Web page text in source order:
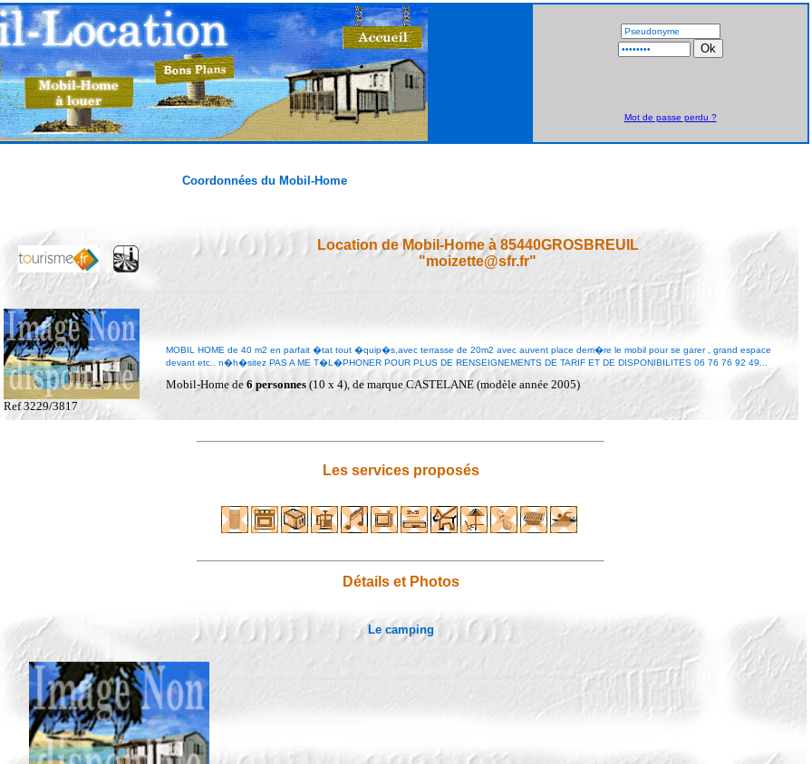
Mot de passe perdu ?
Coordonnées du Mobil-Home
Location de Mobil-Home à 85440GROSBREUIL
"moizette@sfr.fr"
Ref 3229/3817
MOBIL HOME de 40 m2 en parfait �tat tout �quip�s,avec terrasse de 20m2 avec auvent place derri�re le mobil pour se garer , grand espace
devant etc.. n�h�sitez PAS A ME T�L�PHONER POUR PLUS DE RENSEIGNEMENTS DE TARIF ET DE DISPONIBILITES 06 76 76 92 49...
Mobil-Home de 6 personnes (10 x 4), de marque CASTELANE (modèle année 2005)
Les services proposés
Détails et Photos
Le camping